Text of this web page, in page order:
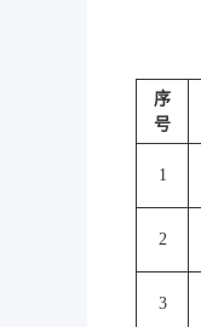
序
号
1
2
3